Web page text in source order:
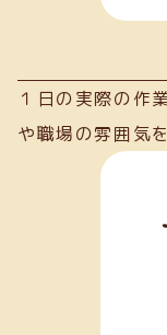
１日の実際の作
や職場の雰囲気